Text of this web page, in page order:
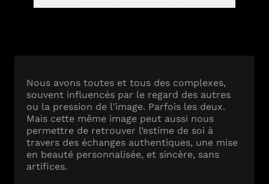
Nous avons toutes et tous des complexes,
souvent influencés par le regard des autres
ou la pression de l'image. Parfois les deux.
Mais cette même image peut aussi nous
permettre de retrouver l’estime de soi à
travers des échanges authentiques, une mise
en beauté personnalisée, et sincère, sans
artifices.